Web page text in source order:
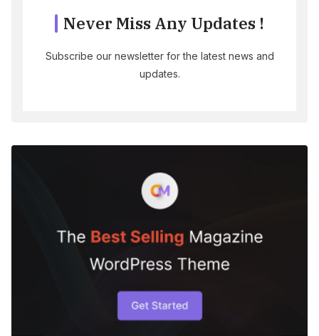
Never Miss Any Updates !
Subscribe our newsletter for the latest news and
updates.